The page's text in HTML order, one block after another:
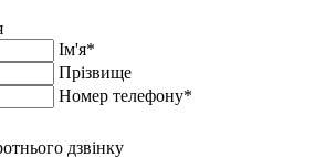
Ім'я*
Прiзвище
Номер телефону*
дзвінку